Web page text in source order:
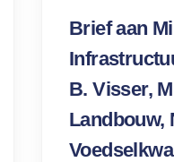
Brief aan
B. Visser,
Landbouw,